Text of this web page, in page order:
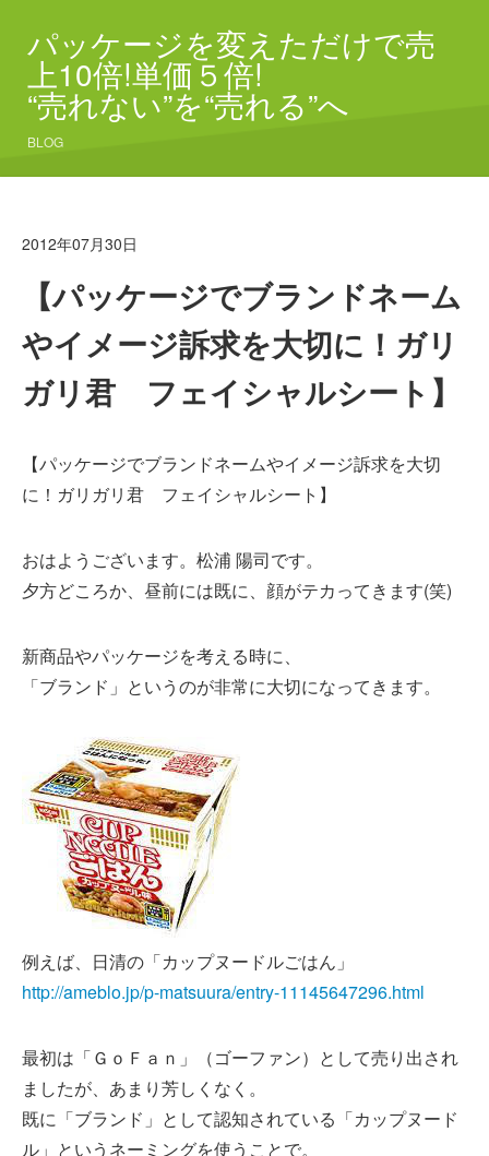
パッケージを変えただけで売
上10倍!単価５倍!
“売れない”を“売れる”へ
BLOG
2012年07月30日
【パッケージでブランドネーム
やイメージ訴求を大切に！ガリ
ガリ君 フェイシャルシート】
【パッケージでブランドネームやイメージ訴求を大切
に！ガリガリ君 フェイシャルシート】
おはようございます。松浦 陽司です。
夕方どころか、昼前には既に、顔がテカってきます(笑)
新商品やパッケージを考える時に、
「ブランド」というのが非常に大切になってきます。
例えば、日清の「カップヌードルごはん」
http://ameblo.jp/p-matsuura/entry-11145647296.html
最初は「ＧｏＦａｎ」（ゴーファン）として売り出され
ましたが、あまり芳しくなく。
既に「ブランド」として認知されている「カップヌード
ル」というネーミングを使うことで。